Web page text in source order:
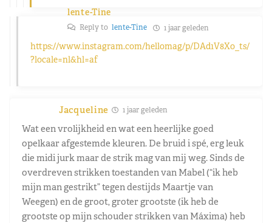
lente-Tine
Reply to lente-Tine 1 jaar geleden
https://www.instagram.com/hellomag/p/DAd1V8Xo_ts/
?locale=nl&hl=af
Jacqueline 1 jaar geleden
Wat een vrolijkheid en wat een heerlijke goed
opelkaar afgestemde kleuren. De bruid i spé, erg leuk
die midi jurk maar de strik mag van mij weg. Sinds de
overdreven strikken toestanden van Mabel (“ik heb
mijn man gestrikt” tegen destijds Maartje van
Weegen) en de groot, groter grootste (ik heb de
grootste op mijn schouder strikken van Máxima) heb